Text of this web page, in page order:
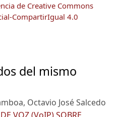
de Creative Commons
CompartirIgual 4.0
del mismo
Octavio José Salcedo